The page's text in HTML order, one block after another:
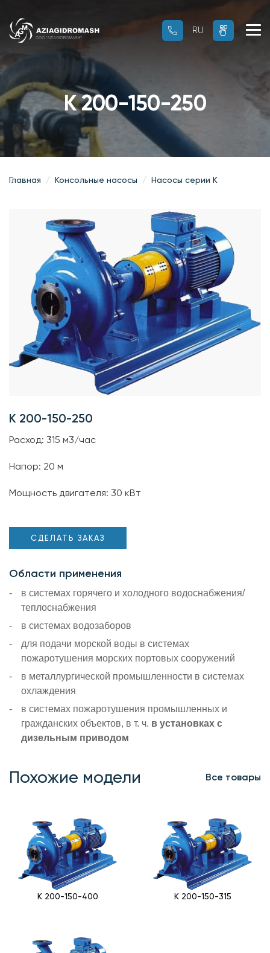
RU
К 200-150-250
Главная Консольные насосы Насосы серии К
К 200-150-250
Расход: 315 м3/час
Напор: 20 м
Мощность двигателя: 30 кВт
СДЕЛАТЬ ЗАКАЗ
Области применения
в системах горячего и холодного водоснабжения/
теплоснабжения
в системах водозаборов
для подачи морской воды в системах
пожаротушения морских портовых сооружений
в металлургической промышленности в системах
охлаждения
в системах пожаротушения промышленных и
гражданских объектов, в т. ч. в установках с
дизельным приводом
Похожие модели Все товары
К 200-150-400 К 200-150-315